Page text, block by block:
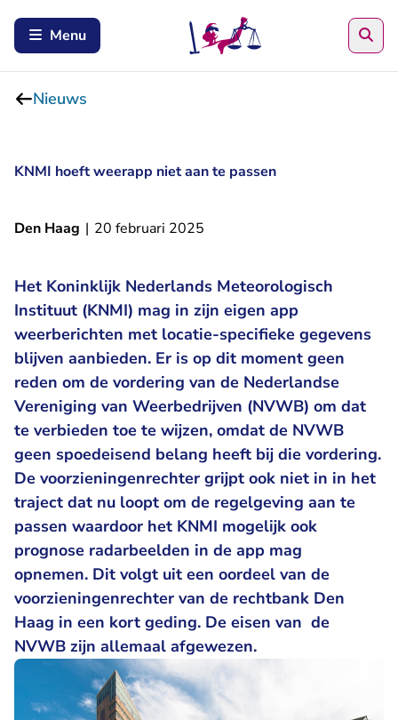
Menu
Nieuws
KNMI hoeft weerapp niet aan te passen
Den Haag | 20 februari 2025
Het Koninklijk Nederlands Meteorologisch
Instituut (KNMI) mag in zijn eigen app
weerberichten met locatie-specifieke gegevens
blijven aanbieden. Er is op dit moment geen
reden om de vordering van de Nederlandse
Vereniging van Weerbedrijven (NVWB) om dat
te verbieden toe te wijzen, omdat de NVWB
geen spoedeisend belang heeft bij die vordering.
De voorzieningenrechter grijpt ook niet in in het
traject dat nu loopt om de regelgeving aan te
passen waardoor het KNMI mogelijk ook
prognose radarbeelden in de app mag
opnemen. Dit volgt uit een oordeel van de
voorzieningenrechter van de rechtbank Den
Haag in een kort geding. De eisen van de
NVWB zijn allemaal afgewezen.